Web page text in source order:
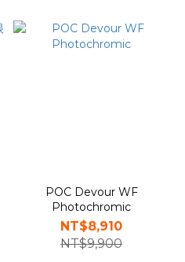
POC Devour WF
Photochromic
NT$8,910
NT$9,900